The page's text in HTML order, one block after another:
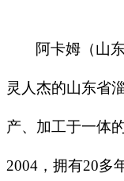
阿卡姆（山
灵人杰的山东省
产、加工于一体
2004，拥有20多